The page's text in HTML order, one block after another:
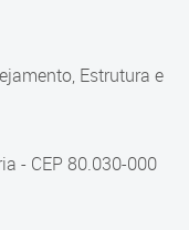
Estrutura e
- CEP 80.030-000